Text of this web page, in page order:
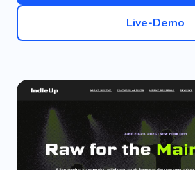
Live-Demo